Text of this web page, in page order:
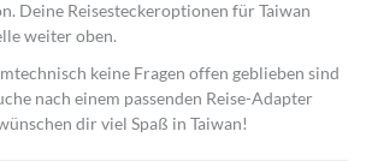
Deine Reisesteckeroptionen für Taiwan
weiter oben.
keine Fragen offen geblieben sind
nach einem passenden Reise-Adapter
dir viel Spaß in Taiwan!